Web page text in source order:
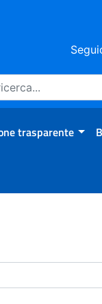
trasparente